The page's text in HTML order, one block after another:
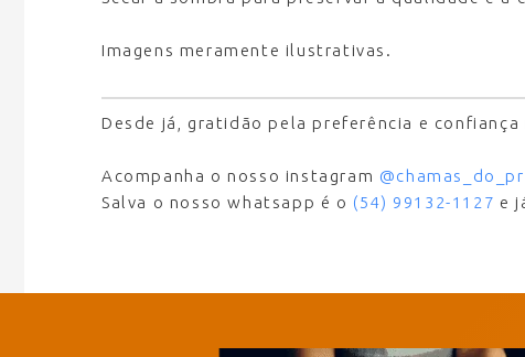
Imagens meramente ilustrativas.
Desde já, gratidão pela preferência e confiança
Acompanha o nosso instagram
Salva o nosso whatsapp é o (54) 99132-1127 e